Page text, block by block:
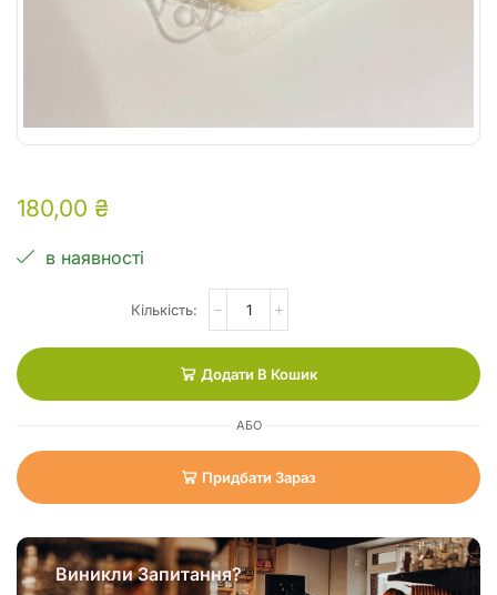
180,00 ₴
в наявності
Додати В Кошик
АБО
Придбати Зараз
Виникли Запитання?